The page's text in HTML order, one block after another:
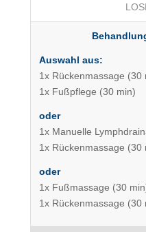
Auswahl aus:
1x Rückenmassage (30
1x Fußpflege (30 min)
oder
1x Manuelle
1x Rückenmassage (30
oder
1x Fußmassage (30
1x Rückenmassage (30